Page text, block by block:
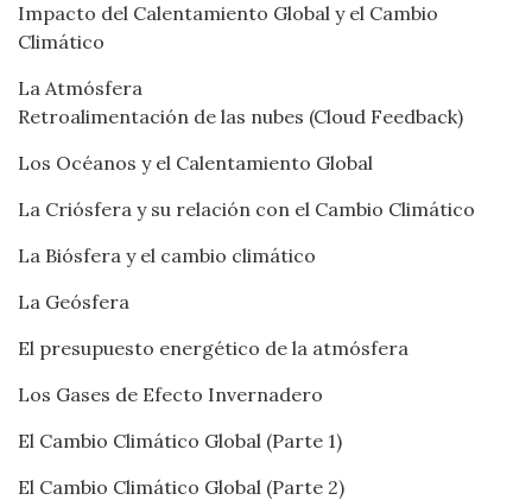
Impacto del Calentamiento Global y el Cambio
Climático
La Atmósfera
Retroalimentación de las nubes (Cloud Feedback)
Los Océanos y el Calentamiento Global
La Criósfera y su relación con el Cambio Climático
La Biósfera y el cambio climático
La Geósfera
El presupuesto energético de la atmósfera
Los Gases de Efecto Invernadero
El Cambio Climático Global (Parte 1)
El Cambio Climático Global (Parte 2)